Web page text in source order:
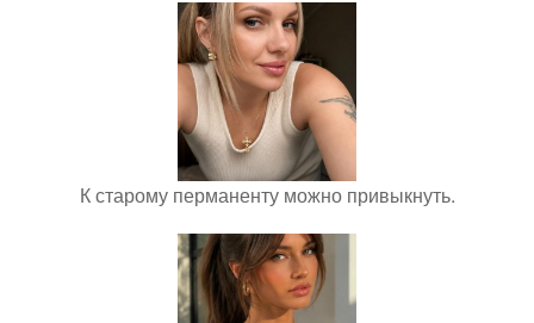
К старому перманенту можно привыкнуть.